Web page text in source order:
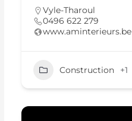
Vyle-Tharoul
0496 622 279
www.aminterieurs.be
Construction +1